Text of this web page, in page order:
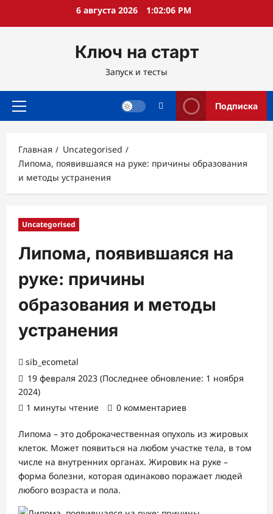
6 августа 2026 1:02:07 PM
Ключ на старт
Запуск и тесты
Основное
Подписка
Главная
Uncategorised
Липома, появившаяся на руке: причины образования
и методы устранения
Uncategorised
Липома, появившаяся на
руке: причины
образования и методы
устранения
sib_ecometal
19 февраля 2023 (Последнее обновление: 1 ноября
2024)
1 минуты чтение
0 комментариев
Липома – это доброкачественная опухоль из жировых
клеток. Может появиться на любом участке тела, в том
числе на внутренних органах. Жировик на руке –
форма болезни, которая одинаково поражает людей
любого возраста и пола.